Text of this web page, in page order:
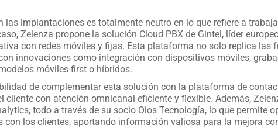
las implantaciones es totalmente neutro en lo que refiere a
Zelenza propone la solución Cloud PBX de Gintel, líder
con redes móviles y fijas. Esta plataforma no solo replica las
innovaciones como integración con dispositivos móviles,
móviles-first o híbridos.
de complementar esta solución con la plataforma de
cliente con atención omnicanal eficiente y flexible. Además,
todo a través de su socio Olos Tecnología, lo que permite
con los clientes, aportando información valiosa para la mejora